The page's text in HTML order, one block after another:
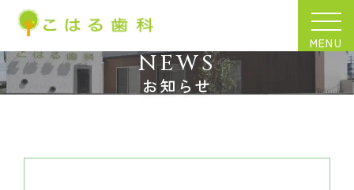
MENU
お知らせ
NEWS